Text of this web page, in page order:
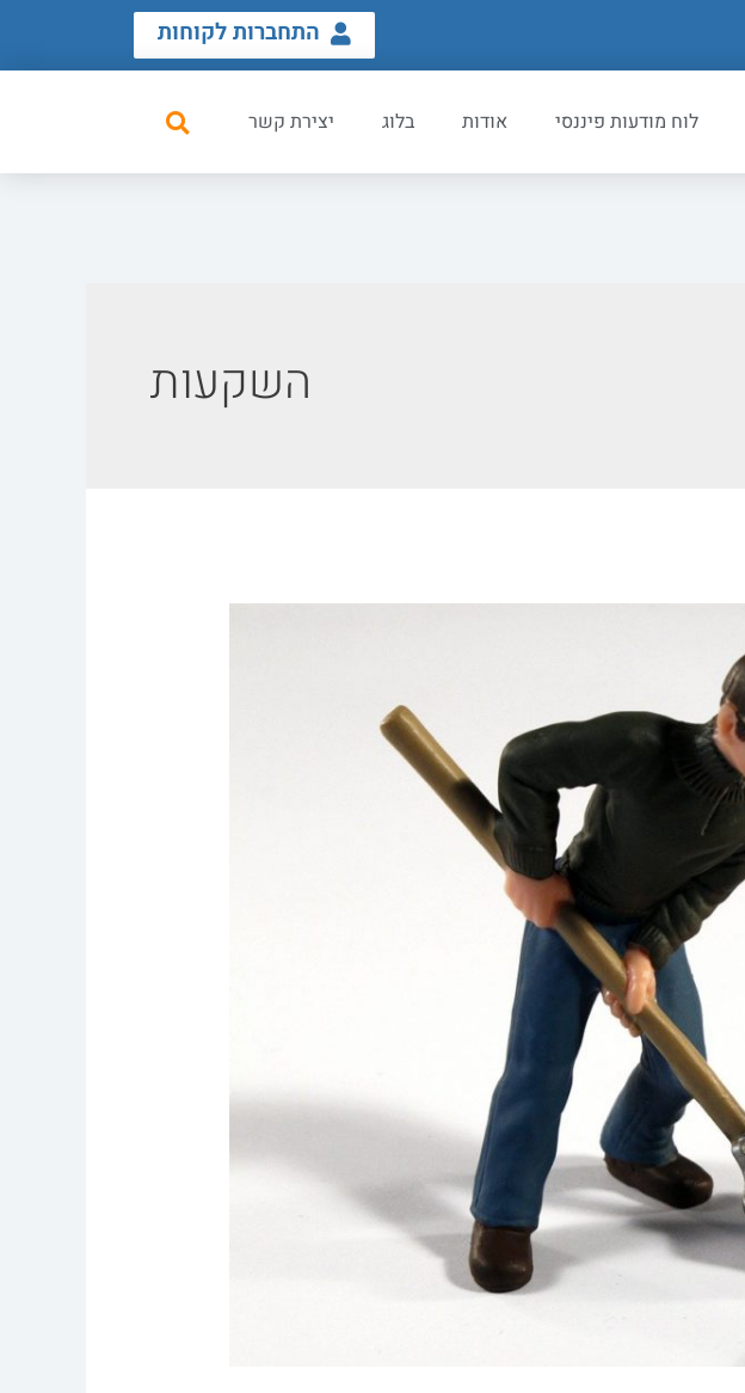
התחברות לקוחות
לוח מודעות פיננסי אודות בלוג יצירת קשר
השקעות